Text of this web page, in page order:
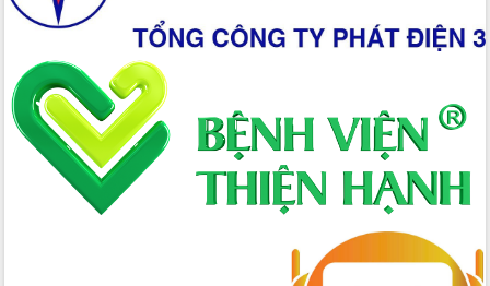
Đánh giá, rút kinh nghiệm công tác tổ
chức diễn tập trước ngày bầu cử
Chương trình “Gặp gỡ hữu nghị –
Friendship Meeting New Year 2026”
Bầu cử Quốc hội và HĐND: Cử tri Đắk
Lắk gửi gắm niềm tin, kỳ vọng vào lá
phiếu
Đắk Lắk sẵn sàng các điều kiện cho
Ngày hội bầu cử đại biểu Quốc hội